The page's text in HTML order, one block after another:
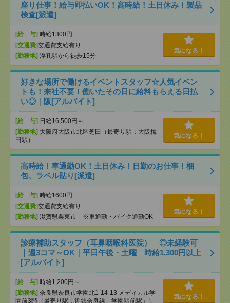
座り仕事！給与即払いOK！高時給！土日休み！製品
検査[派遣]
[給 与] 時給1300円
[交通費]交通費支給有り
[勤務地] 浮孔駅から徒歩15分
気になる！
好きな場所で働けるイベントスタッフ☆人気イベン
トも！来社不要！働いたその日に給料もらえる日払
い◎｜阪[アルバイト]
[給 与] 日給16,500円～
[勤務地] 大阪府大阪市北区芝田（最寄り駅：大阪梅
田駅）
気になる！
高時給！車通勤OK！土日休み！日勤のお仕事！梱
包、ラベル貼り[派遣]
[給 与] 時給1600円
[交通費]交通費支給有り
[勤務地] 滋賀県栗東市 ※車通勤・バイク通勤OK
気になる！
診療補助スタッフ（耳鼻咽喉科医院） ◎未経験可
｜週3コマ～OK｜平日午後・土曜 時給1,300円以上
[アルバイト]
[給 与] 時給1,200円～
[勤務地] 奈良県奈良市学園北1-14-13 メディカル学
園前3階（最寄り駅：近鉄奈良線「学園駅前駅」）
気になる！